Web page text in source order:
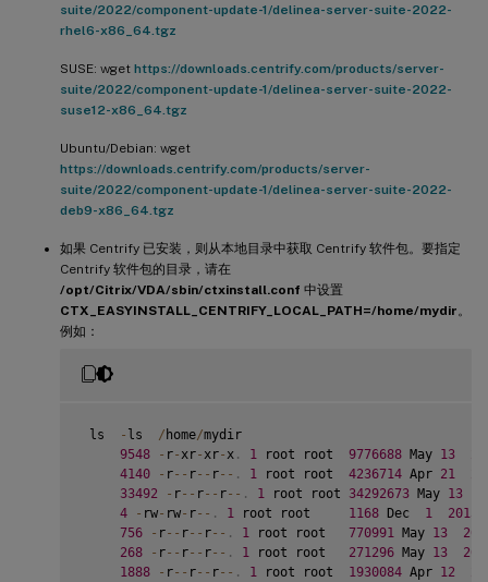
suite/2022/component-update-1/delinea-server-suite-2022-
rhel6-x86_64.tgz
SUSE: wget https://downloads.centrify.com/products/server-
suite/2022/component-update-1/delinea-server-suite-2022-
suse12-x86_64.tgz
Ubuntu/Debian: wget
https://downloads.centrify.com/products/server-
suite/2022/component-update-1/delinea-server-suite-2022-
deb9-x86_64.tgz
如果 Centrify 已安装，则从本地目录中获取 Centrify 软件包。要指定
Centrify 软件包的目录，请在
/opt/Citrix/VDA/sbin/ctxinstall.conf 中设置
CTX_EASYINSTALL_CENTRIFY_LOCAL_PATH=/home/mydir。
例如：
ls - ls / home/mydir
9548
- r-xr-xr-x . 1 root root 9776688 May 13
4140
- r-- r-- r-- . 1 root root 4236714 Apr 21
33492
- r-- r-- r-- . 1 root root 34292673 May 13
4
- rw- rw- r-- . 1 root root 1168 Dec 1 2015
756
- r-- r-- r-- . 1 root root 770991 May 13
268
- r-- r-- r-- . 1 root root 271296 May 13
1888
- r-- r-- r-- . 1 root root 1930084 Apr 12